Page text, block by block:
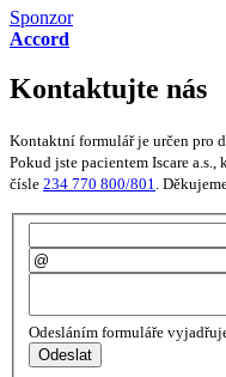
Sponzor
Accord
Kontaktujte nás
Kontaktní formulář je určen pro
Pokud jste pacientem Iscare
čísle 234 770 800/801.
Odesláním formuláře
Odeslat